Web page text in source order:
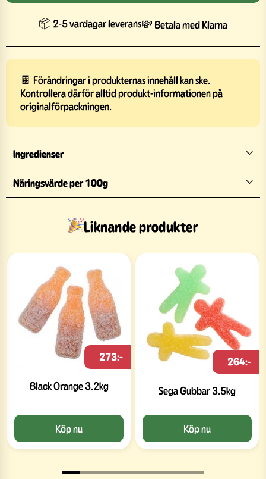
📦 2-5 vardagar leverans💸 Betala med Klarna
🍫 Förändringar i produkternas innehåll kan ske.
Kontrollera därför alltid produkt-informationen på
originalförpackningen.
Ingredienser
Näringsvärde per 100g
Liknande produkter
Black Orange 3.2kg
273:-
Köp nu
Sega Gubbar 3.5kg
264:-
Köp nu